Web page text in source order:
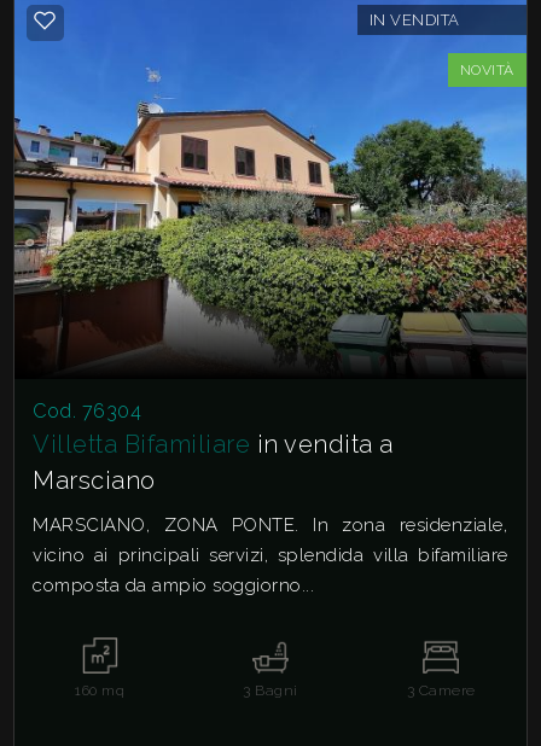
IN VENDITA
NOVITÀ
Cod. 76304
Villetta Bifamiliare in vendita a
Marsciano
MARSCIANO, ZONA PONTE. In zona residenziale,
vicino ai principali servizi, splendida villa bifamiliare
composta da ampio soggiorno...
160 mq 3 Bagni 3 Camere